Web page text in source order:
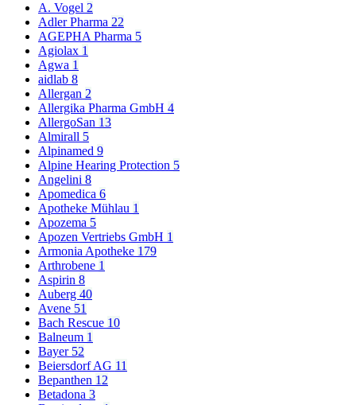
A. Vogel 2
Adler Pharma 22
AGEPHA Pharma 5
Agiolax 1
Agwa 1
aidlab 8
Allergan 2
Allergika Pharma GmbH 4
AllergoSan 13
Almirall 5
Alpinamed 9
Alpine Hearing Protection 5
Angelini 8
Apomedica 6
Apotheke Mühlau 1
Apozema 5
Apozen Vertriebs GmbH 1
Armonia Apotheke 179
Arthrobene 1
Aspirin 8
Auberg 40
Avene 51
Bach Rescue 10
Balneum 1
Bayer 52
Beiersdorf AG 11
Bepanthen 12
Betadona 3